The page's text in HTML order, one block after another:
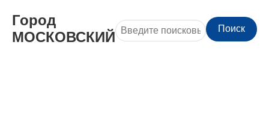
Город
МОСКОВСКИЙ
Поиск